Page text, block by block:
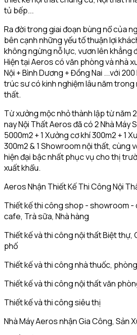
tủ bếp...
Ra đời trong giai đoạn bùng nổ của
bên cạnh những yếu tố thuận lợi
không ngừng nỗ lực, vươn lên khẳng
Hiện tại Aeros có văn phòng và nhà
Nội + Bình Dương + Đồng Nai ...với
trúc sư có kinh nghiệm lâu năm
thất.
Từ xưởng mộc nhỏ thành lập từ năm
nay Nội Thất Aeros đã có 2 Nhà Máy
5000m2 + 1 Xưởng cơ khí 300m2 + 1
300m2 & 1 Showroom nội thất, cùng
hiện đại bậc nhất phục vụ cho thị
xuất khẩu.
Aeros Nhận Thiết Kế Thi Công Nội
Thiết kế thi công shop - showroom -
cafe, Trà sữa, Nhà hàng
Thiết kế và thi công nội thất Biệt thự,
phố
Thiết kế và thi công nhà thuốc,
Thiết kế và thi công nội thất văn
Thiết kế và thi công siêu thị
Nhà Máy Aeros nhận Gia Công, Sản